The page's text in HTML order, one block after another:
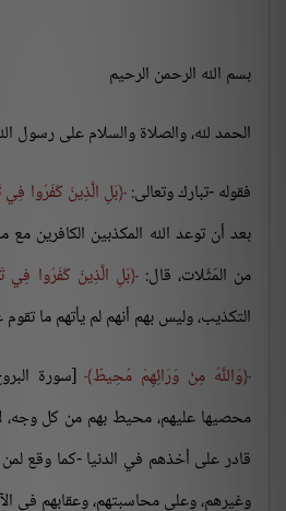
بسم الله الرحمن الرحيم
الحمد لله، والصلاة والسلام على رسول
فقوله -تبارك وتعالى: بَلِ الَّذِينَ كَفَرُوا
بعد أن توعد الله المكذبين الكافرين مع
من المَثُلات، قال: بَلِ الَّذِينَ كَفَرُوا فِي
التكذيب، وليس بهم أنهم لم يأتهم ما
وَاللَّهُ مِنْ وَرَائِهِمْ مُحِيطٌ
محصيها عليهم، محيط بهم من كل وجه، لا
قادر على أخذهم في الدنيا -كما وقع
وغيرهم، وعلى محاسبتهم، وعقابهم في